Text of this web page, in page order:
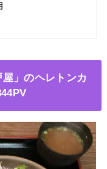
」のヘレトンカ